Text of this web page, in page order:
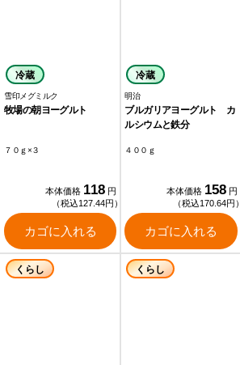
冷蔵
雪印メグミルク
牧場の朝ヨーグルト
７０ｇ×３
本体価格 118 円
（税込127.44円）
カゴに入れる
冷蔵
明治
ブルガリアヨーグルト カ
ルシウムと鉄分
４００ｇ
本体価格 158 円
（税込170.64円）
カゴに入れる
くらし くらし